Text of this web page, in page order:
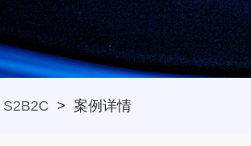
S2B2C > 案例详情